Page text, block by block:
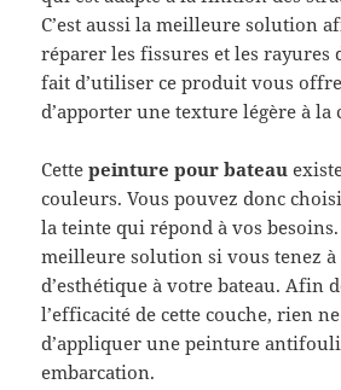
C’est aussi la meilleure solution
réparer les fissures et les rayures
fait d’utiliser ce produit vous
d’apporter une texture légère à la
Cettepeinture pour bateau
couleurs. Vous pouvez donc
la teinte qui répond à vos besoins.
meilleure solution si vous tenez
d’esthétique à votre bateau. Afin
l’efficacité de cette couche, rien
d’appliquer une peinture
embarcation.